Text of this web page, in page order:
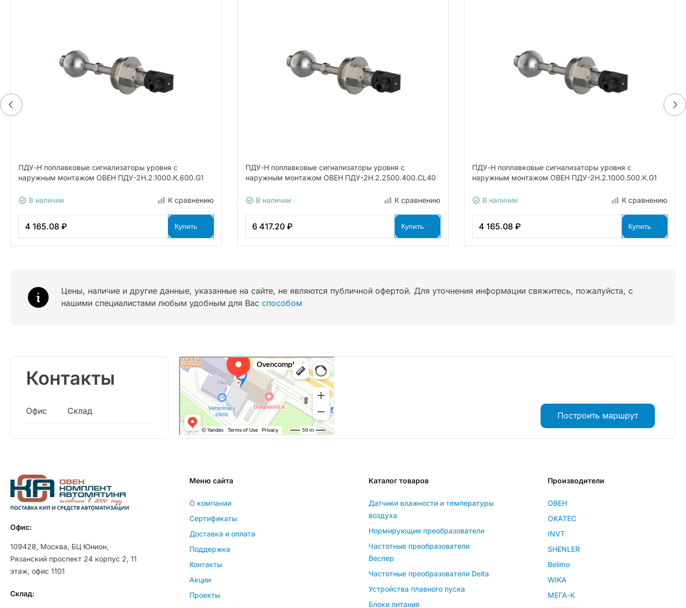
ПДУ-Н поплавковые сигнализаторы уровня с
наружным монтажом ОВЕН ПДУ-2Н.2.1000.К.600.G1
В наличии К сравнению
4 165.08 ₽ Купить
ПДУ-Н поплавковые сигнализаторы уровня с
наружным монтажом ОВЕН ПДУ-2Н.2.2500.400.СL40
В наличии К сравнению
6 417.20 ₽ Купить
ПДУ-Н поплавковые сигнализаторы уровня с
наружным монтажом ОВЕН ПДУ-2Н.2.1000.500.К.G1
В наличии К сравнению
4 165.08 ₽ Купить
Цены, наличие и другие данные, указанные на сайте, не являются публичной офертой. Для уточнения информации свяжитесь, пожалуйста, с
нашими специалистами любым удобным для Вас способом
Контакты
Офис Склад Построить маршрут
Офис:
109428, Москва, БЦ Юнион,
Рязанский проспект 24 корпус 2, 11
этаж, офис 1101
Склад:
Меню сайта
О компании
Сертификаты
Доставка и оплата
Поддержка
Контакты
Акции
Проекты
Каталог товаров
Датчики влажности и температуры
воздуха
Нормирующие преобразователи
Частотные преобразователи
Веспер
Частотные преобразователи Delta
Устройства плавного пуска
Блоки питания
Производители
ОВЕН
OKATEC
INVT
SHENLER
Belimo
WIKA
МЕГА-К